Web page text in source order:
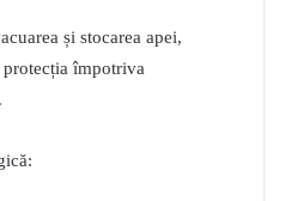
și stocarea apei,
protecția împotriva